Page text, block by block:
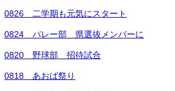
0826 二学期も元気にスタート
0824 バレー部 県選抜メンバーに
0820 野球部 招待試合
0818 あおば祭り